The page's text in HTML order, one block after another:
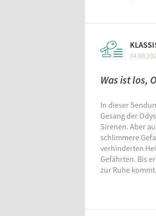
Was ist los,
In dieser
Gesang der
Sirenen. Aber
schlimmere
verhinderten
Gefährten. Bis
zur Ruhe kommt.